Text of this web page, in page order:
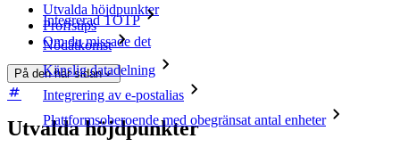
Integrerad TOTP
Nödåtkomst
Känslig datadelning
Integrering av e-postalias
Plattformsoberoende med obegränsat antal enheter
Utvalda höjdpunkter
Proffstips
Om du missade det
På den här sidan
Utvalda höjdpunkter